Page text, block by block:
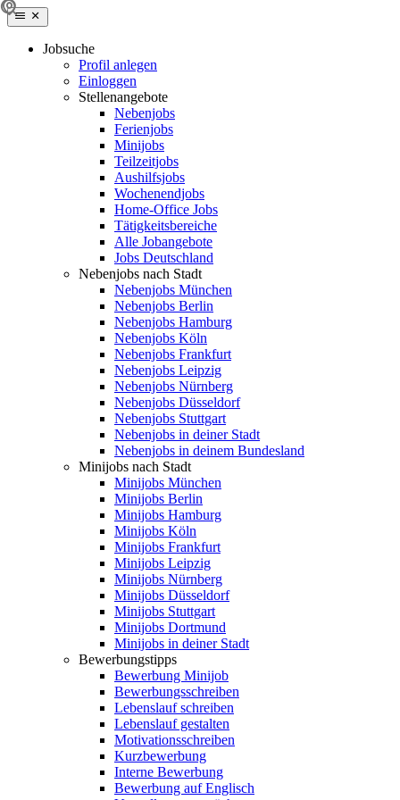
Jobsuche
Profil anlegen
Einloggen
Stellenangebote
Nebenjobs
Ferienjobs
Minijobs
Teilzeitjobs
Aushilfsjobs
Wochenendjobs
Home-Office Jobs
Tätigkeitsbereiche
Alle Jobangebote
Jobs Deutschland
Nebenjobs nach Stadt
Nebenjobs München
Nebenjobs Berlin
Nebenjobs Hamburg
Nebenjobs Köln
Nebenjobs Frankfurt
Nebenjobs Leipzig
Nebenjobs Nürnberg
Nebenjobs Düsseldorf
Nebenjobs Stuttgart
Nebenjobs in deiner Stadt
Nebenjobs in deinem Bundesland
Minijobs nach Stadt
Minijobs München
Minijobs Berlin
Minijobs Hamburg
Minijobs Köln
Minijobs Frankfurt
Minijobs Leipzig
Minijobs Nürnberg
Minijobs Düsseldorf
Minijobs Stuttgart
Minijobs Dortmund
Minijobs in deiner Stadt
Bewerbungstipps
Bewerbung Minijob
Bewerbungsschreiben
Lebenslauf schreiben
Lebenslauf gestalten
Motivationsschreiben
Kurzbewerbung
Interne Bewerbung
Bewerbung auf Englisch